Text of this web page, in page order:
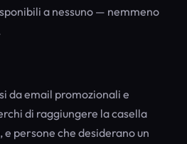
a nessuno — nemmeno
da email promozionali e
di raggiungere la casella
e persone che desiderano un